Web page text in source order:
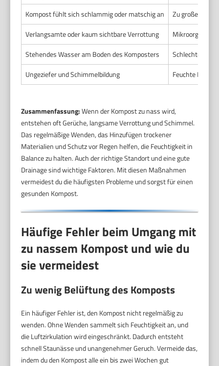
Kompost fühlt sich schlammig oder matschig an
Zu große
Verlangsamte oder kaum sichtbare Verrottung
Stehendes Wasser am Boden des Komposters
Schlechte
Ungeziefer und Schimmelbildung
Feuchte
Zusammenfassung:Wenn der Kompost zu nass wird,
entstehen oft Gerüche, langsame Verrottung und Schimmel.
Das regelmäßige Wenden, das Hinzufügen trockener
Materialien und Schutz vor Regen helfen, die Feuchtigkeit in
Balance zu halten. Auch der richtige Standort und eine gute
Drainage sind wichtige Faktoren. Mit diesen Maßnahmen
vermeidest du die häufigsten Probleme und sorgst für einen
gesunden Kompost.
Häufige Fehler beim Umgang mit
zu nassem Kompost und wie du
sie vermeidest
Zu wenig Belüftung des Komposts
Ein häufiger Fehler ist, den Kompost nicht regelmäßig zu
wenden. Ohne Wenden sammelt sich Feuchtigkeit an, und
die Luftzirkulation wird eingeschränkt. Dadurch entsteht
schnell Staunässe und unangenehmer Geruch. Vermeide das,
indem du den Kompost alle ein bis zwei Wochen gut